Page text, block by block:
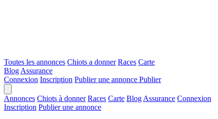
Toutes les annonces Chiots a donner Races Carte
Blog Assurance
Connexion Inscription Publier une annonce Publier
Annonces Chiots à donner Races Carte Blog Assurance Connexion
Inscription Publier une annonce